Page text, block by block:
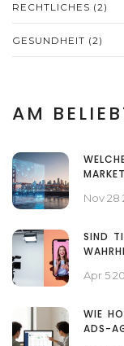
RECHTLICHES (2)
GESUNDHEIT (2)
AM
Nov 28
SIND
Apr 5
WIE
ADS-